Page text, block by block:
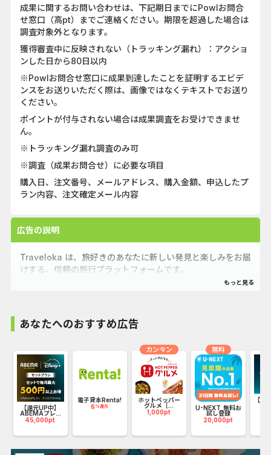
成果に関するお問い合わせは、下記期日までにPowlお問合
せ窓口（高pt）までご連絡ください。期限を超過した場合は
調査対象外となります。
獲得審査中に反映されない（トラッキング漏れ）：アクショ
ンした日から80日以内
※Powlお問合せ窓口に成果到達したことを証明するエビデ
ンスをお送りいただく際は、画像ではなくテキストでお送り
ください。
ポイントが付与されない場合は成果調査をお受けできませ
ん。
※トラッキング漏れ調査のみ可
※調査（成果お問合せ）に必要な項目
購入日、注文番号、メールアドレス、購入金額、申込したプ
ラン内容、注文確定メール内容
広告の説明
Traveloka は、旅好きのあなたに新しい発見と楽しみをお届
けする、信頼の旅行プラットフォームです。
航空券はもちろん、電車、レンタカー、空港送迎など、さま
さらに、宿泊施設の選択肢も充実！ホテル、アパート、ゲス
トハウス、ホームステイ、リゾート、ヴィラまで、あなたの
旅にぴったりの滞在先が見つかります。
クルーズやテーマパーク、博物館、日帰りツアーなど、現地
のアトラクションも満喫できるオプションが盛りだくさん。
Traveloka があれば、旅の計画から体験まで、あなたの旅行
が充実したものとなるでしょう。
あなたへのおすすめ広告
【還元UP中】
ABEMAプレ...
45,000pt
電子貸本Renta!
6 %還元
ホットペッパー
グルメ［...
1,000pt
カンタン
U-NEXT_無料お
試し登録
20,000pt
無料
【